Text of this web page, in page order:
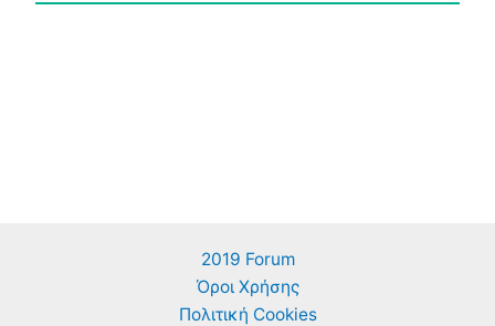
2019 Forum
Όροι Χρήσης
Πολιτική Cookies